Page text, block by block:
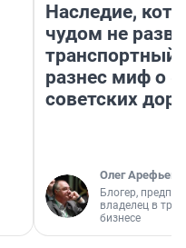
Наследие,
чудом не
транспортный
разнес миф о
советских
Олег Арефьев
Блогер,
владелец в
бизнесе